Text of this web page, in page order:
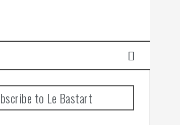
to Le Bastart